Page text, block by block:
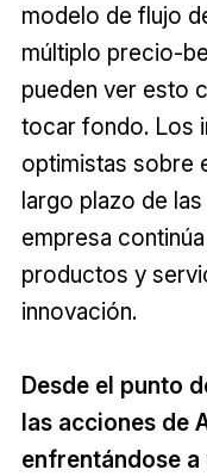
modelo de flujo
múltiplo precio-
pueden ver esto
tocar fondo. Los
optimistas sobre
largo plazo de
empresa
productos y
innovación.
Desde el punto
las acciones de
enfrentándose